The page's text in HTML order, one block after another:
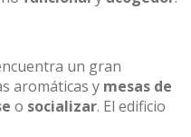
un gran
aromáticas y mesas de
o socializar. El edificio